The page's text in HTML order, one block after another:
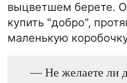
выцветшем берете.
купить "добро",
маленькую
— Не желаете ли